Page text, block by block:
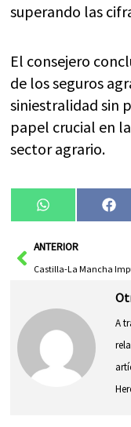
superando las
El consejero
de los seguros
siniestralidad sin
papel crucial en
sector agrario.
Compartir
en
WhatsApp
en
AntANTERIOR
A